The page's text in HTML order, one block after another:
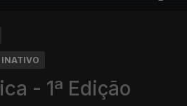
INATIVO
- 1ª Edição